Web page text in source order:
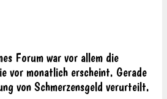
Forum war vor allem die
vor monatlich erscheint. Gerade
von Schmerzensgeld verurteilt.